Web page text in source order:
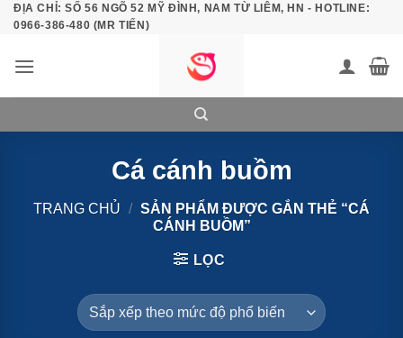
Bỏ
qua
dung
ĐỊA CHỈ: SỐ 56 NGÕ 52 MỸ ĐÌNH, NAM TỪ LIÊM, HN - HOTLINE:
0966-386-480 (MR TIẾN)
Cá cánh buồm
TRANG CHỦ / SẢN PHẨM ĐƯỢC GẮN THẺ “CÁ
CÁNH BUỒM”
LỌC